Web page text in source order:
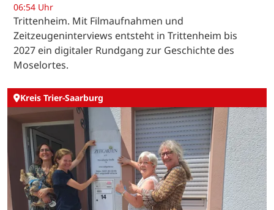
06:54 Uhr
Trittenheim. Mit Filmaufnahmen und
Zeitzeugeninterviews entsteht in Trittenheim bis
2027 ein digitaler Rundgang zur Geschichte des
Moselortes.
Kreis Trier-Saarburg